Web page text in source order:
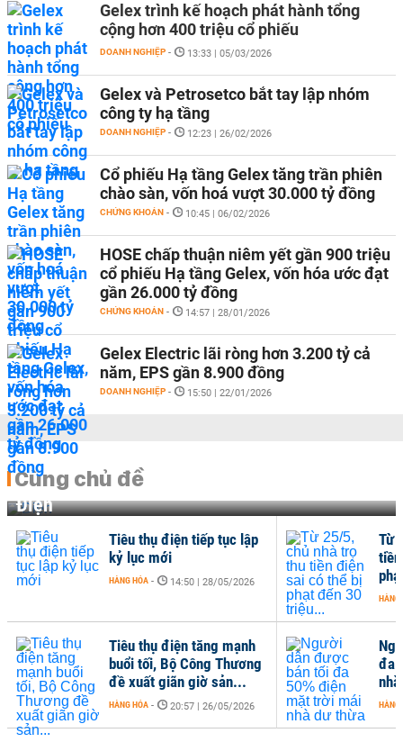
Gelex trình kế hoạch phát hành tổng
cộng hơn 400 triệu cổ phiếu
DOANH NGHIỆP - 13:33 | 05/03/2026
Gelex và Petrosetco bắt tay lập nhóm
công ty hạ tầng
DOANH NGHIỆP - 12:23 | 26/02/2026
Cổ phiếu Hạ tầng Gelex tăng trần phiên
chào sàn, vốn hoá vượt 30.000 tỷ đồng
CHỨNG KHOÁN - 10:45 | 06/02/2026
HOSE chấp thuận niêm yết gần 900 triệu
cổ phiếu Hạ tầng Gelex, vốn hóa ước đạt
gần 26.000 tỷ đồng
CHỨNG KHOÁN - 14:57 | 28/01/2026
Gelex Electric lãi ròng hơn 3.200 tỷ cả
năm, EPS gần 8.900 đồng
DOANH NGHIỆP - 15:50 | 22/01/2026
Cùng chủ đề
Điện
đa
HÀNG
Tiêu thụ điện tiếp tục lập
kỷ lục mới
HÀNG HÓA - 14:50 | 28/05/2026
Tiêu thụ điện tăng mạnh
buổi tối, Bộ Công Thương
đề xuất giãn giờ sản...
HÀNG HÓA - 20:57 | 26/05/2026
Từ
HÀNG